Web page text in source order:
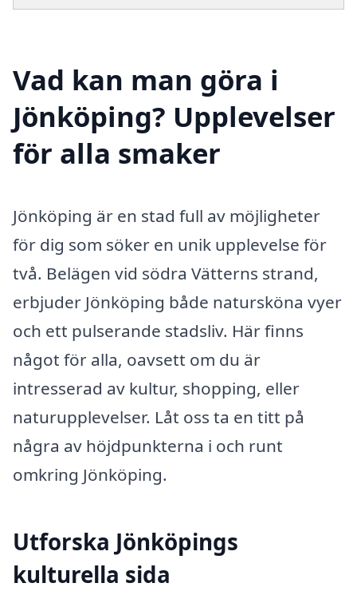
Vad kan man göra i
Jönköping? Upplevelser
för alla smaker
Jönköping är en stad full av möjligheter
för dig som söker en unik upplevelse för
två. Belägen vid södra Vätterns strand,
erbjuder Jönköping både natursköna vyer
och ett pulserande stadsliv. Här finns
något för alla, oavsett om du är
intresserad av kultur, shopping, eller
naturupplevelser. Låt oss ta en titt på
några av höjdpunkterna i och runt
omkring Jönköping.
Utforska Jönköpings
kulturella sida